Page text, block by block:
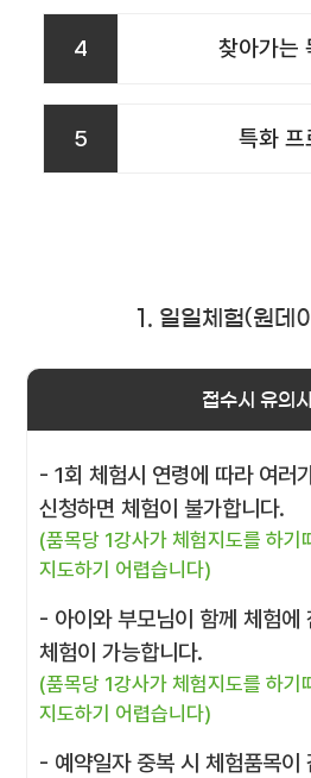
4 찾아가는
5 특화 프
1. 일일체험(원데
접수시 유의
- 1회 체험시 연령에 따라 여러
신청하면 체험이 불가합니다.
(품목당 1강사가 체험지도를 하기
지도하기 어렵습니다)
- 아이와 부모님이 함께 체험에
체험이 가능합니다.
(품목당 1강사가 체험지도를 하기
지도하기 어렵습니다)
- 예약일자 중복 시 체험품목이